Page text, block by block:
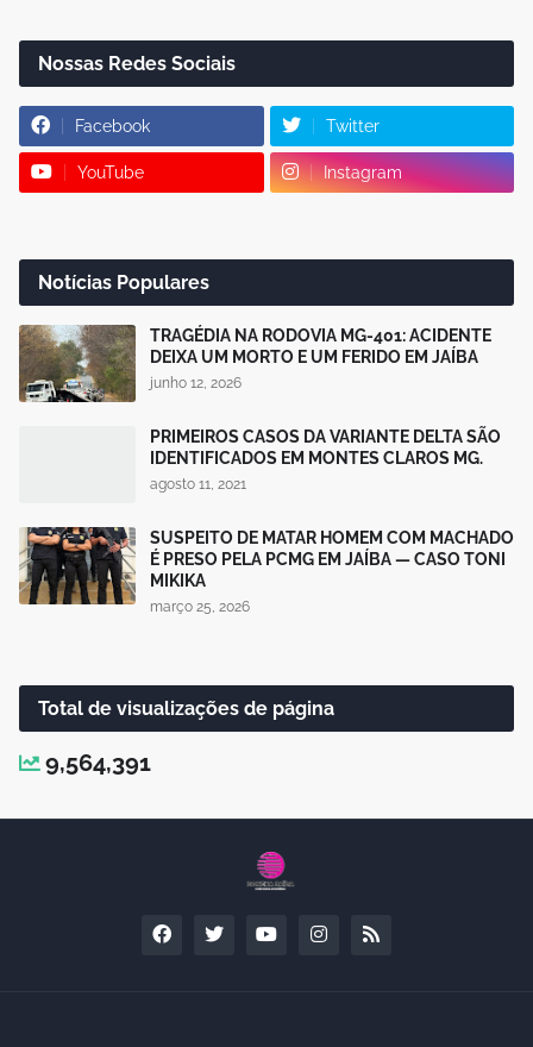
Nossas Redes Sociais
Facebook Twitter
YouTube Instagram
Notícias Populares
TRAGÉDIA NA RODOVIA MG-401: ACIDENTE
DEIXA UM MORTO E UM FERIDO EM JAÍBA
junho 12, 2026
PRIMEIROS CASOS DA VARIANTE DELTA SÃO
IDENTIFICADOS EM MONTES CLAROS MG.
agosto 11, 2021
SUSPEITO DE MATAR HOMEM COM MACHADO
É PRESO PELA PCMG EM JAÍBA — CASO TONI
MIKIKA
março 25, 2026
Total de visualizações de página
9,564,391